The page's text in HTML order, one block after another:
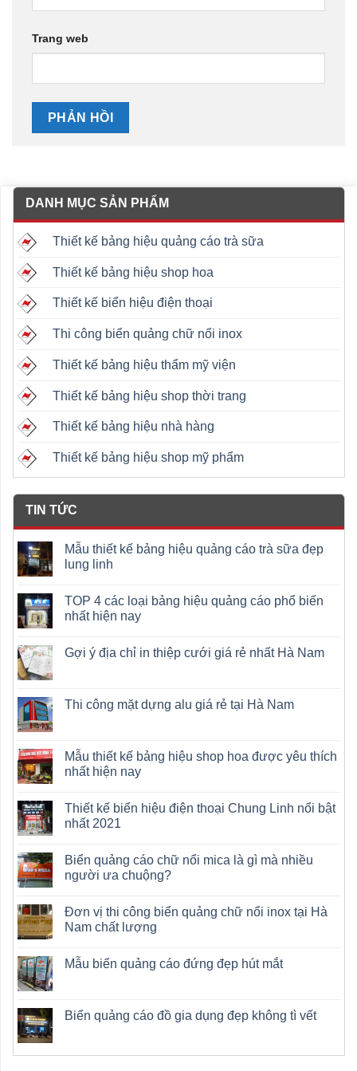
Trang web
DANH MỤC SẢN PHẨM
Thiết kế bảng hiệu quảng cáo trà sữa
Thiết kế bảng hiệu shop hoa
Thiết kế biển hiệu điện thoại
Thi công biển quảng chữ nổi inox
Thiết kế bảng hiệu thẩm mỹ viện
Thiết kế bảng hiệu shop thời trang
Thiết kế bảng hiệu nhà hàng
Thiết kế bảng hiệu shop mỹ phẩm
TIN TỨC
Mẫu thiết kế bảng hiệu quảng cáo trà sữa đẹp
lung linh
TOP 4 các loại bảng hiệu quảng cáo phổ biến
nhất hiện nay
Gợi ý địa chỉ in thiệp cưới giá rẻ nhất Hà Nam
Thi công mặt dựng alu giá rẻ tại Hà Nam
Mẫu thiết kế bảng hiệu shop hoa được yêu thích
nhất hiện nay
Thiết kế biển hiệu điện thoại Chung Linh nổi bật
nhất 2021
Biển quảng cáo chữ nổi mica là gì mà nhiều
người ưa chuộng?
Đơn vị thi công biển quảng chữ nổi inox tại Hà
Nam chất lượng
Mẫu biển quảng cáo đứng đẹp hút mắt
Biển quảng cáo đồ gia dụng đẹp không tì vết